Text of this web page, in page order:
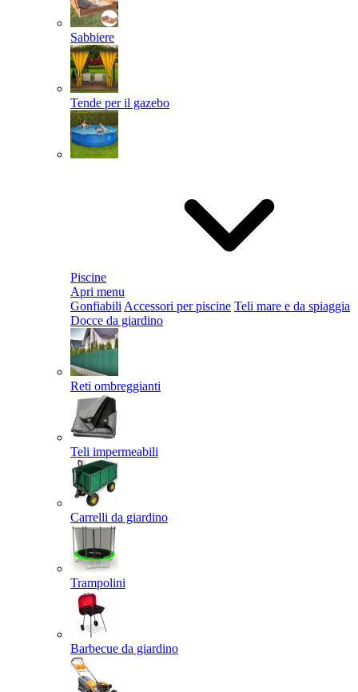
Sabbiere
Tende per il gazebo
Piscine
Apri menu
Gonfiabili Accessori per piscine Teli mare e da spiaggia
Docce da giardino
Reti ombreggianti
Teli impermeabili
Carrelli da giardino
Trampolini
Barbecue da giardino